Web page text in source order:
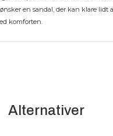
en sandal, der kan klare lidt
komforten.
Alternativer